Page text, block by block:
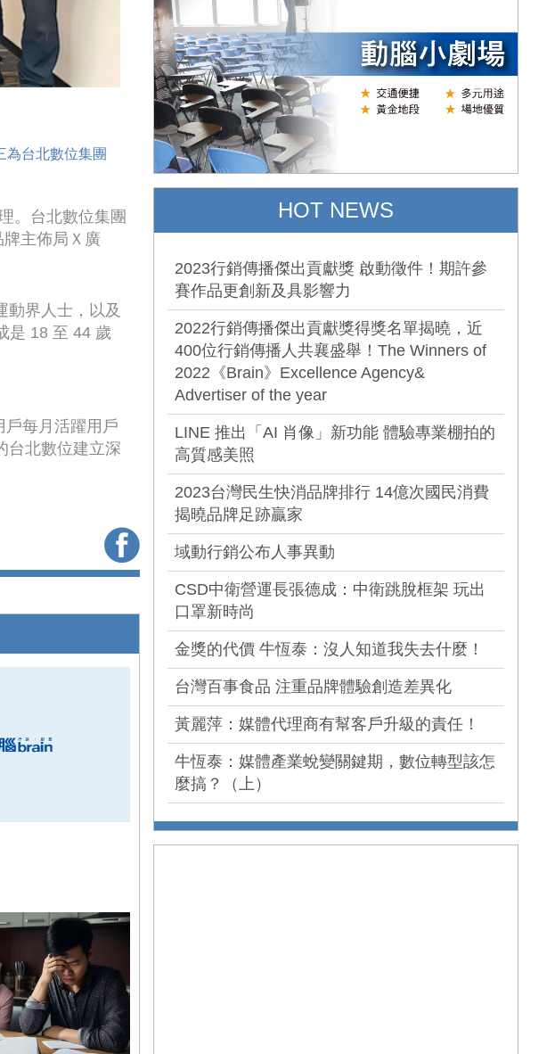
為台北數位集團
。台北數位集團
主佈局Ｘ廣
動界人士，以及
是 18 至 44 歲
戶每月活躍用戶
台北數位建立深
HOT NEWS
2023行銷傳播傑出貢獻獎 啟動徵件！期許參
賽作品更創新及具影響力
2022行銷傳播傑出貢獻獎得獎名單揭曉，近
400位行銷傳播人共襄盛舉！The Winners of
2022《Brain》Excellence Agency&
Advertiser of the year
LINE 推出「AI 肖像」新功能 體驗專業棚拍的
高質感美照
2023台灣民生快消品牌排行 14億次國民消費
揭曉品牌足跡贏家
域動行銷公布人事異動
CSD中衛營運長張德成：中衛跳脫框架 玩出
口罩新時尚
金獎的代價 牛恆泰：沒人知道我失去什麼！
台灣百事食品 注重品牌體驗創造差異化
黃麗萍：媒體代理商有幫客戶升級的責任！
牛恆泰：媒體產業蛻變關鍵期，數位轉型該怎
麼搞？（上）